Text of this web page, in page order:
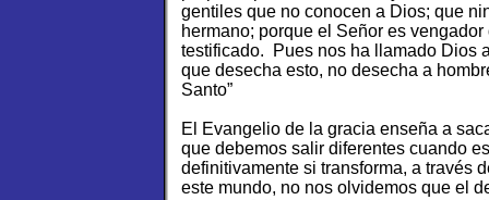
gentiles que no conocen a Dios; que
hermano; porque el Señor es
testificado. Pues nos ha llamado Dios
que desecha esto, no desecha a
Santo”
El Evangelio de la gracia enseña a
que debemos salir diferentes cuando
definitivamente si transforma, a través
este mundo, no nos olvidemos que el